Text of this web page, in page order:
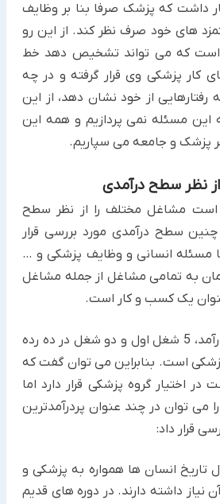
داشت که پزشک صرفا بنا بر وظایف
های خود صرف نظر کند. از این رو
است که می تواند تشخیص دهد خط
کار پزشکی وی قرار گرفته و در چه
از خود نشان دهد، از این
این مسئله نمی پردازیم و همه این
پزشک و جامعه می سپاریم.
نظر سطح درآمدی
است مشاغل مختلف را از نظر سطح
سطح درآمدی مورد بررسی قرار
مسئله انسانی و وظایف پزشکی و …
به تمامی مشاغل از جمله مشاغل
یک کسب و کار است.
در لیست 15 شغل پردرآمد، 5 شغل اول و دو شغل در ده رده
است. بنابراین می توان گفت که
در اختیار گروه پزشکی قرار دارد اما
می توان در چند عنوان پردرآمدترین
قرار داد:
تاریخ انسان ها همواره به پزشکی و
نیاز داشته دارند. در دوره های قدیم